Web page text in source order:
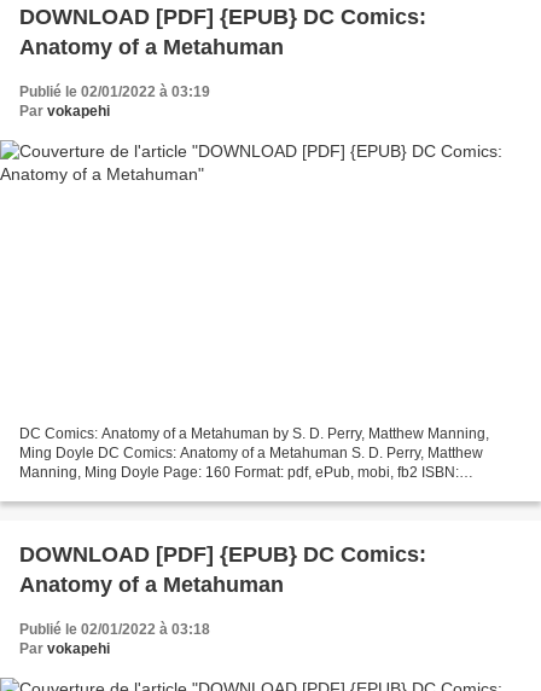
DOWNLOAD [PDF] {EPUB} DC Comics:
Anatomy of a Metahuman
Publié le 02/01/2022 à 03:19
Par vokapehi
DC Comics: Anatomy of a Metahuman by S. D. Perry, Matthew Manning,
Ming Doyle DC Comics: Anatomy of a Metahuman S. D. Perry, Matthew
Manning, Ming Doyle Page: 160 Format: pdf, ePub, mobi, fb2 ISBN:
DOWNLOAD [PDF] {EPUB} DC Comics:
Anatomy of a Metahuman
Publié le 02/01/2022 à 03:18
Par vokapehi